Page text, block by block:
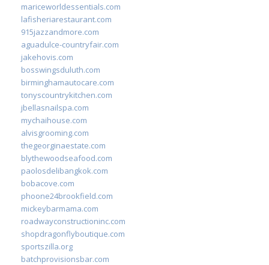
mariceworldessentials.com
lafisheriarestaurant.com
915jazzandmore.com
aguadulce-countryfair.com
jakehovis.com
bosswingsduluth.com
birminghamautocare.com
tonyscountrykitchen.com
jbellasnailspa.com
mychaihouse.com
alvisgrooming.com
thegeorginaestate.com
blythewoodseafood.com
paolosdelibangkok.com
bobacove.com
phoone24brookfield.com
mickeybarmama.com
roadwayconstructioninc.com
shopdragonflyboutique.com
sportszilla.org
batchprovisionsbar.com